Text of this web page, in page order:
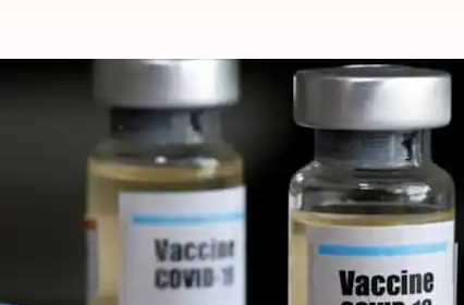
कोरोना वैक्सीन के नाम पर हो रहा
Jan 24, 2021
कोरोना वैक्सीन लगने की शुरुआत हो चुकी है और इसके
अगर आपके पास कोरोना वैक्सीन लगवाने के लिए
दावा किया जाता है कि कॉल ड्रग अथॉरिटी की ओर से